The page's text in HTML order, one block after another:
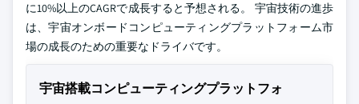
に10%以上のCAGRで成長すると予想される。 宇宙技術の進歩
は、宇宙オンボードコンピューティングプラットフォーム市
場の成長のための重要なドライバです。
宇宙搭載コンピューティングプラットフォ